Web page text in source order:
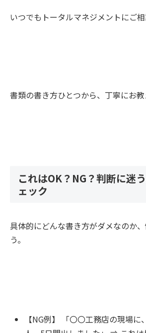
いつでもトータルマネジメントにご相
書類の書き方ひとつから、丁寧にお教
これはOK？NG？判断に迷
ェック
具体的にどんな書き方がダメなのか
う。
【NG例】 「〇〇工務店の現場に